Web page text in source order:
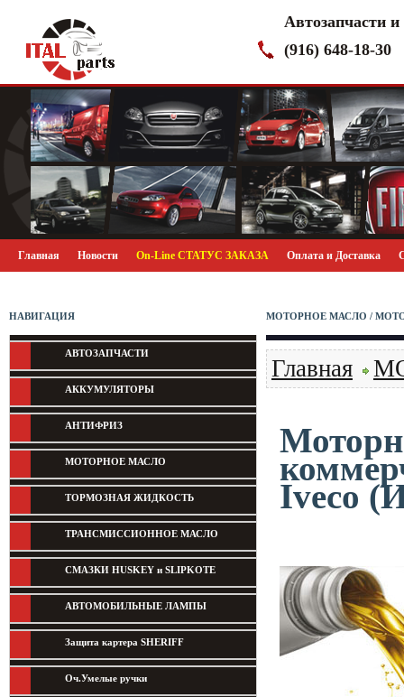
Автозапчасти
(916) 648-18-30
Главная Новости On-Line СТАТУС ЗАКАЗА Оплата и Доставка
НАВИГАЦИЯ
АВТОЗАПЧАСТИ
АККУМУЛЯТОРЫ
АНТИФРИЗ
МОТОРНОЕ МАСЛО
ТОРМОЗНАЯ ЖИДКОСТЬ
ТРАНСМИССИОННОЕ МАСЛО
СМАЗКИ HUSKEY и SLIPKOTE
АВТОМОБИЛЬНЫЕ ЛАМПЫ
Защита картера SHERIFF
Оч.Умелые ручки
МОТОРНОЕ МАСЛО /
Главная
Iveco